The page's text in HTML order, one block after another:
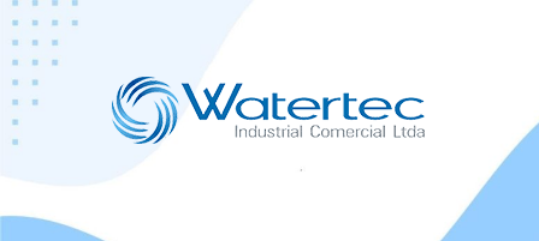
Pular
para
conteúdo